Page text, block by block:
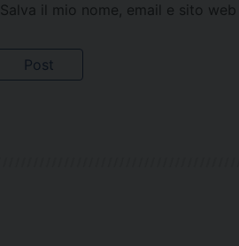
Salva il mio nome, email e sito